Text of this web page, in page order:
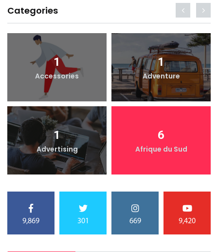
Categories
1
Accessories
1
Adventure
1
Advertising
6
Afrique du Sud
9,869 301 669 9,420